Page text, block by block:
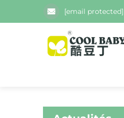
[email protected]